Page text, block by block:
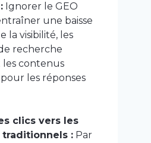
Ignorer le GEO
une baisse
la visibilité, les
recherche
les contenus
les réponses
clics vers les
:Par